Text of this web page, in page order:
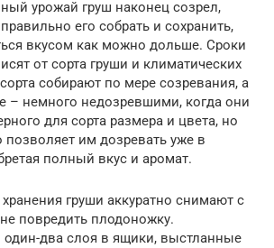
урожай груш наконец созрел,
его собрать и сохранить,
вкусом как можно дольше. Сроки
от сорта груши и климатических
собирают по мере созревания, а
– немного недозревшими, когда они
для сорта размера и цвета, но
им дозревать уже в
полный вкус и аромат.
груши аккуратно снимают с
повредить плодоножку.
два слоя в ящики, выстланные